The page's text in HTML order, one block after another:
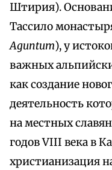
Штирия).
Тассило
Aguntum), у
важных
как создание
деятельность
на местных
годов VIII века в
христианизация